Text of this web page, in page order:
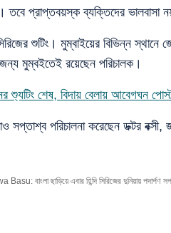
তবে প্রাপ্তবয়স্ক ব্যক্তিদের ভালবাসা
শুটিং। মুম্বাইয়ের বিভিন্ন
মুম্বইতেই রয়েছেন পরিচালক।
শ্যুটিং শেষ, বিদায় বেলায় আবেগঘন
সপ্তাশ্ব পরিচালনা করেছেন ডক্টর
বাংলা ছাড়িয়ে এবার হিন্দি সিরিজের দুনিয়ায় পদার্পণ